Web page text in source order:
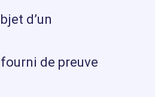
d’un
de preuve